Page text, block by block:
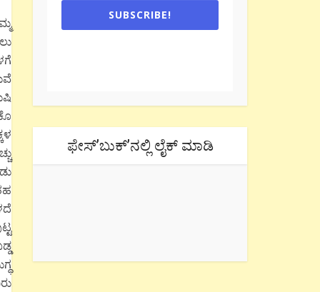
SUBSCRIBE!
ಫೇಸ್’ಬುಕ್’ನಲ್ಲಿ ಲೈಕ್ ಮಾಡಿ